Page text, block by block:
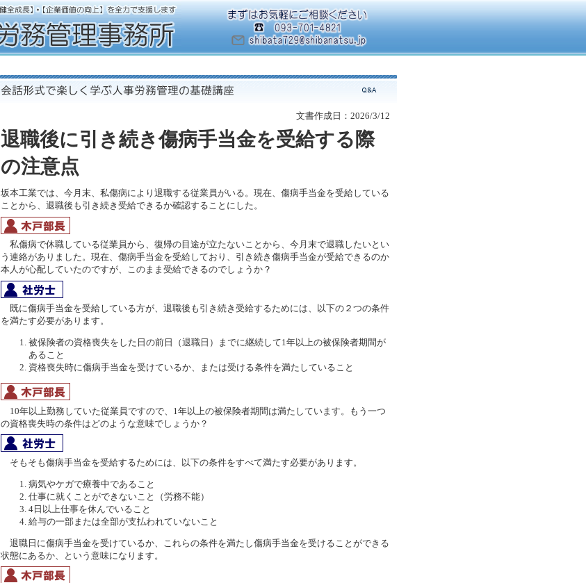
文書作成日：2026/3/12
退職後に引き続き傷病手当金を受給する際
の注意点
坂本工業では、今月末、私傷病により退職する従業員がいる。現在、傷病手当金を受給している
ことから、退職後も引き続き受給できるか確認することにした。
私傷病で休職している従業員から、復帰の目途が立たないことから、今月末で退職したいとい
う連絡がありました。現在、傷病手当金を受給しており、引き続き傷病手当金が受給できるのか
本人が心配していたのですが、このまま受給できるのでしょうか？
既に傷病手当金を受給している方が、退職後も引き続き受給するためには、以下の２つの条件
を満たす必要があります。
被保険者の資格喪失をした日の前日（退職日）までに継続して1年以上の被保険者期間が
あること
資格喪失時に傷病手当金を受けているか、または受ける条件を満たしていること
10年以上勤務していた従業員ですので、1年以上の被保険者期間は満たしています。もう一つ
の資格喪失時の条件はどのような意味でしょうか？
そもそも傷病手当金を受給するためには、以下の条件をすべて満たす必要があります。
病気やケガで療養中であること
仕事に就くことができないこと（労務不能）
4日以上仕事を休んでいること
給与の一部または全部が支払われていないこと
退職日に傷病手当金を受けているか、これらの条件を満たし傷病手当金を受けることができる
状態にあるか、という意味になります。